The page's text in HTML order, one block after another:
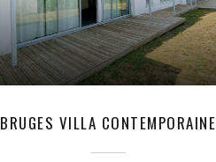
BRUGES VILLA CONTEMPORAINE